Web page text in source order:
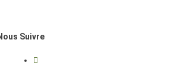
Suivre